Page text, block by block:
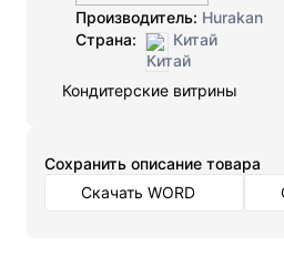
Производитель: Hurakan
Страна:
Китай
Кондитерские витрины
Cохранить описание товара
Скачать WORD